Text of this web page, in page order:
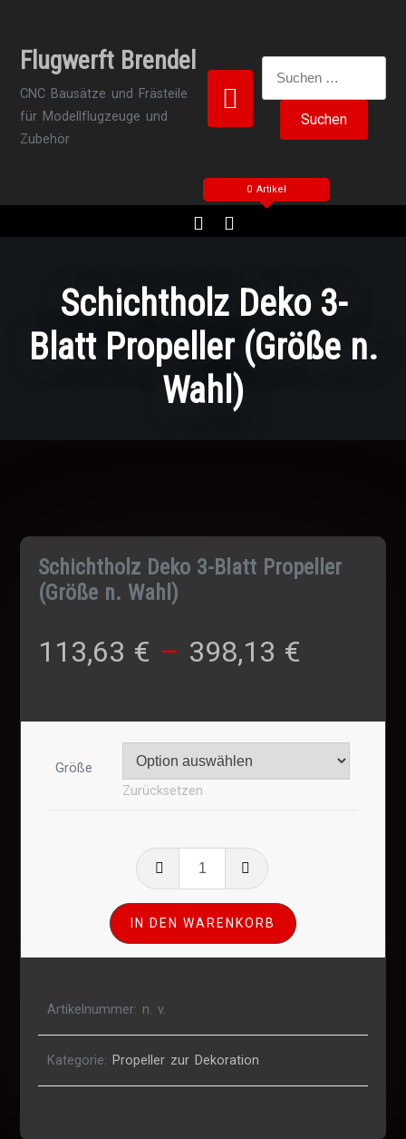
springen
Flugwerft Brendel
CNC Bausätze und Frästeile
für Modellflugzeuge und
Zubehör
0 Artikel
Schichtholz Deko 3-
Blatt Propeller (Größe n.
Wahl)
Schichtholz Deko 3-Blatt Propeller
(Größe n. Wahl)
113,63 € – 398,13 €
bis
Größe
Zurücksetzen
Schichtholz
3-
Blatt
Propeller
Menge
IN DEN WARENKORB
Artikelnummer: n. v.
Kategorie: Propeller zur Dekoration